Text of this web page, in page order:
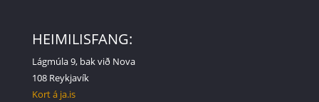
HEIMILISFANG:
Lágmúla 9, bak við Nova
108 Reykjavík
Kort á ja.is